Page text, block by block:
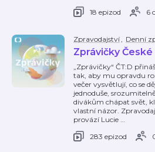
18 epizod
6
Zpravodajství, Denní
Zprávičky
„Zprávičky“ ČT:D
tak, aby mu opravdu
večer vysvětlují, co se
jednoduše,
divákům chápat svět,
vlastní názor.
provází Lucie …
283 epizod